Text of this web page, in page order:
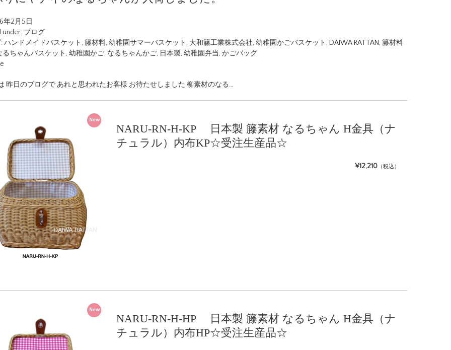
年2月5日
under: ブログ
ハンドメイドバスケット , 籐材料, 幼稚園サマーバスケット , 大和籘工業株式会社, 幼稚園かごバスケット , DAIWA RATTAN, 籐材料
るちゃんバスケット , 幼稚園かご, なるちゃんかご, 日本製, 幼稚園弁当, かごバッグ
昨日のブログで あれと思われたお客様 お待たせしました 柳素材のなる…
New
NARU-RN-H-KP 日本製 籐素材 なるちゃん H金具（ナ
チュラル）内布KP☆受注生産品☆
¥12,210 （税込）
New
NARU-RN-H-HP 日本製 籐素材 なるちゃん H金具（ナ
チュラル）内布HP☆受注生産品☆